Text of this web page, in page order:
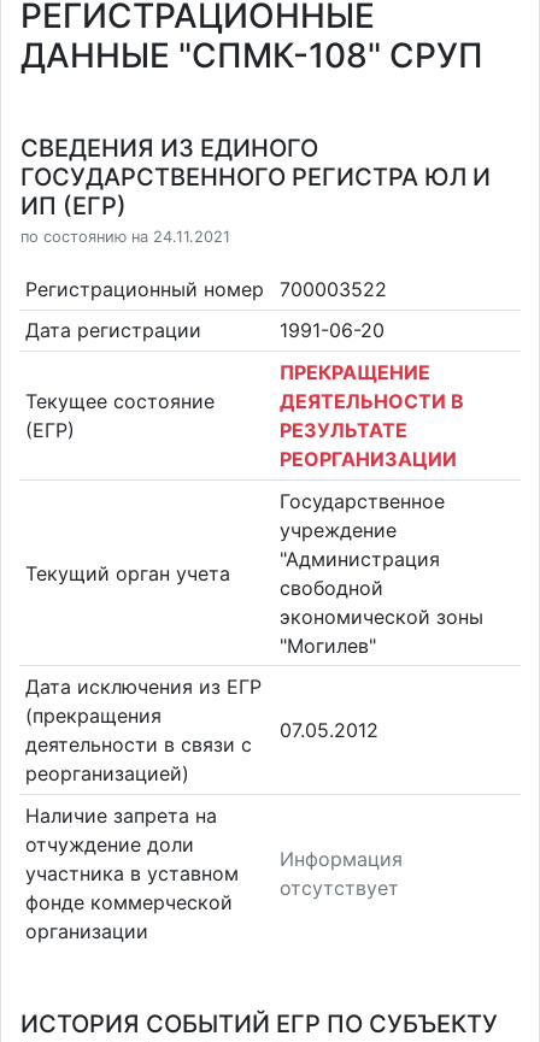
РЕГИСТРАЦИОННЫЕ
ДАННЫЕ "СПМК-108" СРУП
СВЕДЕНИЯ ИЗ ЕДИНОГО
ГОСУДАРСТВЕННОГО РЕГИСТРА ЮЛ И
ИП (ЕГР)
по состоянию на 24.11.2021
Регистрационный номер
700003522
Дата регистрации
1991-06-20
Текущее состояние
(ЕГР)
ПРЕКРАЩЕНИЕ
ДЕЯТЕЛЬНОСТИ В
РЕЗУЛЬТАТЕ
РЕОРГАНИЗАЦИИ
Текущий орган учета
Государственное
учреждение
"Администрация
свободной
экономической зоны
"Могилев"
Дата исключения из ЕГР
(прекращения
деятельности в связи с
реорганизацией)
07.05.2012
Наличие запрета на
отчуждение доли
участника в уставном
фонде коммерческой
организации
Информация
отсутствует
ИСТОРИЯ СОБЫТИЙ ЕГР ПО СУБЪЕКТУ